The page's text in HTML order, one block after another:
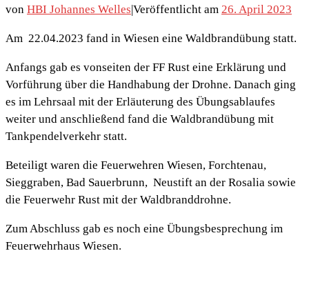
von HBI Johannes Welles|Veröffentlicht am 26. April 2023
Am 22.04.2023 fand in Wiesen eine Waldbrandübung statt.
Anfangs gab es vonseiten der FF Rust eine Erklärung und
Vorführung über die Handhabung der Drohne. Danach ging
es im Lehrsaal mit der Erläuterung des Übungsablaufes
weiter und anschließend fand die Waldbrandübung mit
Tankpendelverkehr statt.
Beteiligt waren die Feuerwehren Wiesen, Forchtenau,
Sieggraben, Bad Sauerbrunn, Neustift an der Rosalia sowie
die Feuerwehr Rust mit der Waldbranddrohne.
Zum Abschluss gab es noch eine Übungsbesprechung im
Feuerwehrhaus Wiesen.